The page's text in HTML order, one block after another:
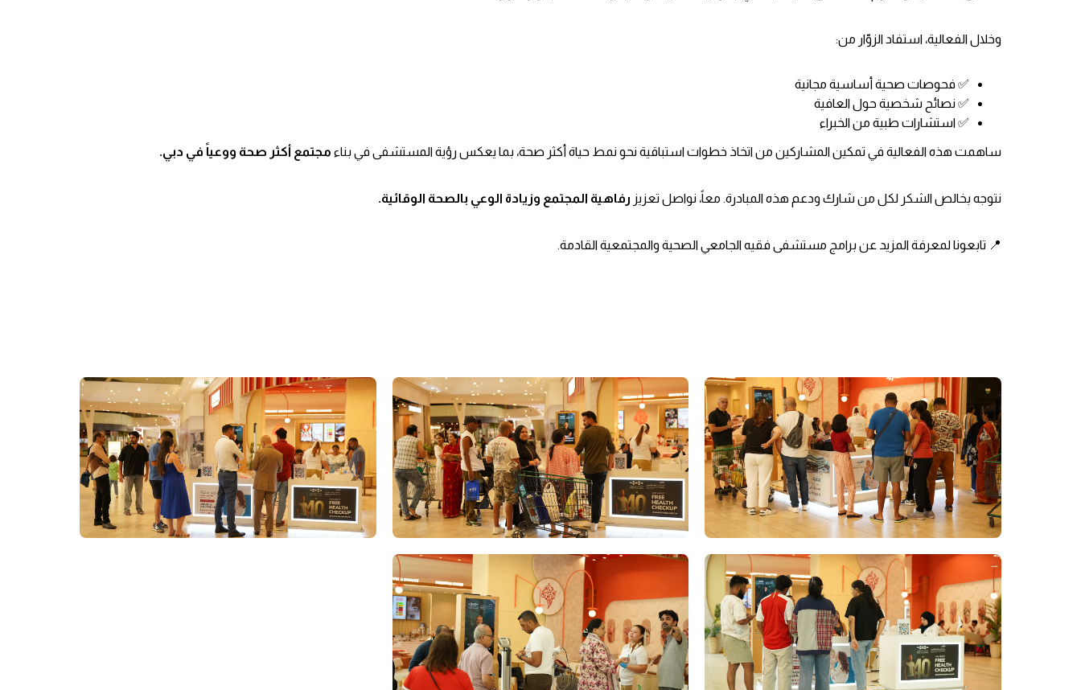
وخلال الفعالية، استفاد الزوّار من:
✅ فحوصات صحية أساسية مجانية
✅ نصائح شخصية حول العافية
✅ استشارات طبية من الخبراء
ساهمت هذه الفعالية في تمكين المشاركين من اتخاذ خطوات استباقية نحو نمط حياة أكثر صحة، بما يعكس رؤية المستشفى في بناء مجتمع أكثر صحة ووعياً في دبي.
نتوجه بخالص الشكر لكل من شارك ودعم هذه المبادرة. معاً، نواصل تعزيز رفاهية المجتمع وزيادة الوعي بالصحة الوقائية.
📍 تابعونا لمعرفة المزيد عن برامج مستشفى فقيه الجامعي الصحية والمجتمعية القادمة.